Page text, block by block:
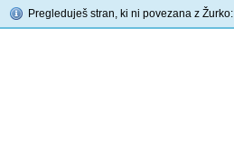
Pregleduješ stran, ki ni povezana z Žurko: